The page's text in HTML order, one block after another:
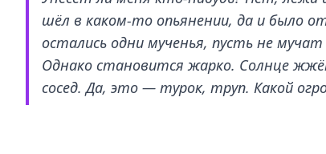
шёл в каком-то опьянении, да и было
остались одни мученья, пусть не
Однако становится жарко. Солнце
сосед. Да, это — турок, труп. Какой